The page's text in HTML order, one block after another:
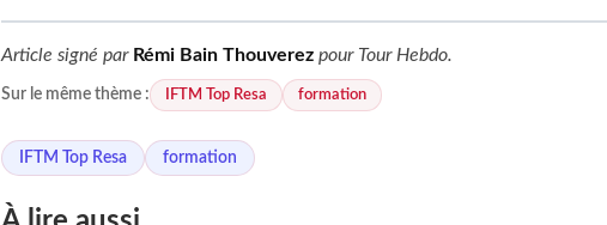
Article signé par Rémi Bain Thouverezpour Tour Hebdo.
Sur le même thème : IFTM Top Resa formation
IFTM Top Resa formation